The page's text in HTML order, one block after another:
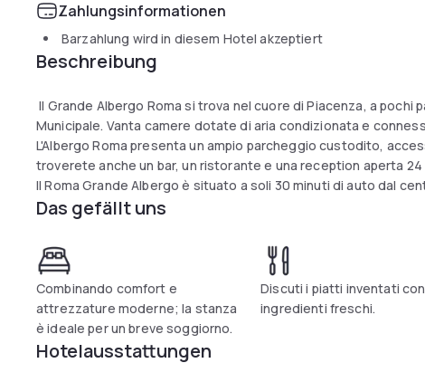
Zahlungsinformationen
Barzahlung wird in diesem Hotel akzeptiert
Beschreibung
Il Grande Albergo Roma si trova nel cuore di Piacenza, a pochi
Municipale. Vanta camere dotate di aria condizionata e
L'Albergo Roma presenta un ampio parcheggio custodito,
troverete anche un bar, un ristorante e una reception aperta 24
Il Roma Grande Albergo è situato a soli 30 minuti di auto dal
Das gefällt uns
Combinando comfort e
attrezzature moderne; la stanza
è ideale per un breve soggiorno.
Discuti i piatti inventati con
ingredienti freschi.
Hotelausstattungen